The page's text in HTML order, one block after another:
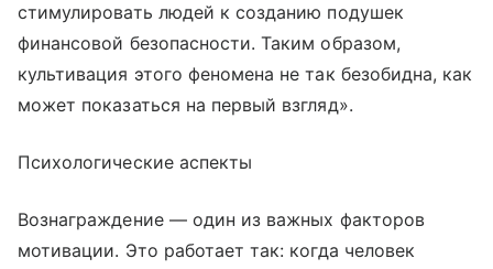
стимулировать людей к созданию подушек
финансовой безопасности. Таким образом,
культивация этого феномена не так безобидна, как
может показаться на первый взгляд».
Психологические аспекты
Вознаграждение — один из важных факторов
мотивации. Это работает так: когда человек